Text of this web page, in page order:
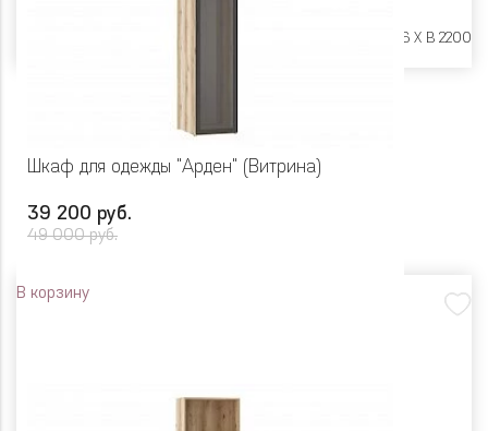
Ш 450 X Г 606 X В 2200
Шкаф для одежды "Арден" (Витрина)
39 200 руб.
49 000 руб.
В корзину